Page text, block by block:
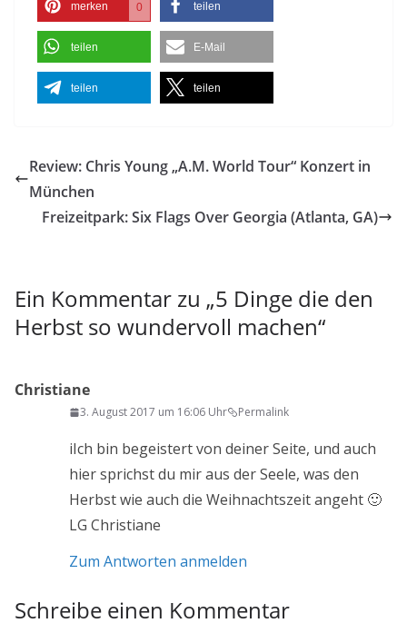
merken 0 teilen
teilen E-Mail
teilen teilen
Review: Chris Young „A.M. World Tour“ Konzert in
München
Freizeitpark: Six Flags Over Georgia (Atlanta, GA)
Ein Kommentar zu „5 Dinge die den
Herbst so wundervoll machen“
Christiane
3. August 2017 um 16:06 Uhr Permalink
iIch bin begeistert von deiner Seite, und auch
hier sprichst du mir aus der Seele, was den
Herbst wie auch die Weihnachtszeit angeht 🙂
LG Christiane
Zum Antworten anmelden
Schreibe einen Kommentar